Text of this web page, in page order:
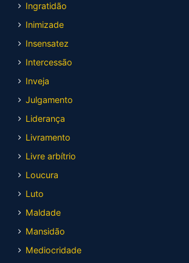
Ingratidão
Inimizade
Insensatez
Intercessão
Inveja
Julgamento
Liderança
Livramento
Livre arbítrio
Loucura
Luto
Maldade
Mansidão
Mediocridade